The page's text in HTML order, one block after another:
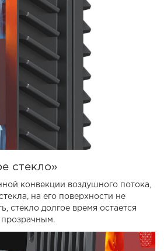
стекло»
конвекции воздушного потока,
на его поверхности не
стекло долгое время остается